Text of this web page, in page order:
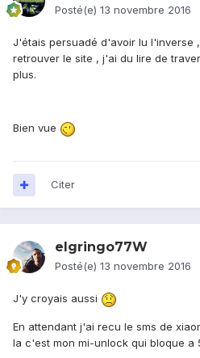
Posté(e) 13 novembre 2016
J'étais persuadé d'avoir lu l'inverse
retrouver le site , j'ai du lire de
plus.
Bien vue
Citer
elgringo77W
Posté(e) 13 novembre 2016
J'y croyais aussi
En attendant j'ai recu le sms de
la c'est mon mi-unlock qui bloque a